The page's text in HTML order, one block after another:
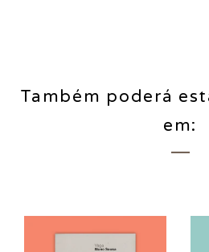
Também poderá
em: